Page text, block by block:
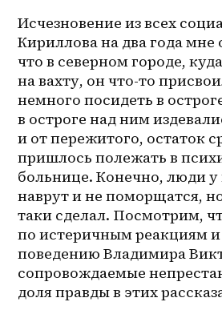
Исчезновение из всех
Кириллова на два года
что в северном городе,
на вахту, он что-то
немного посидеть в
в остроге над ним
и от пережитого, остаток
пришлось полежать в
больнице. Конечно, люди у
наврут и не поморщатся,
таки сделал. Посмотрим,
по истеричным реакциям
поведению Владимира
сопровождаемые
доля правды в этих